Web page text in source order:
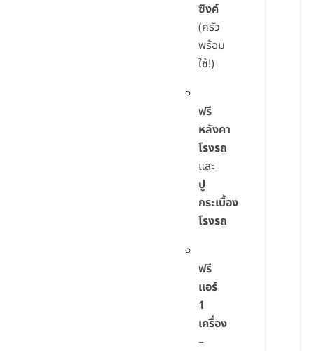
ซิงค์
(ครัว
พร้อม
ใช้!)
ฟรี
หลังคา
โรงรถ
และ
ปู
กระเบื้อง
โรงรถ
ฟรี
แอร์
1
เครื่อง
–